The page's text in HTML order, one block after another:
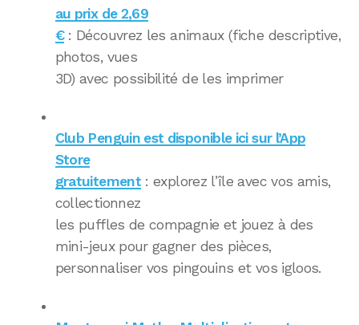
au prix de 2,69
€: Découvrez les animaux (fiche descriptive,
photos, vues
3D) avec possibilité de les imprimer
Club Penguin est disponible ici sur l’App
Store
gratuitement: explorez l’île avec vos amis,
collectionnez
les puffles de compagnie et jouez à des
mini-jeux pour gagner des pièces,
personnaliser vos pingouins et vos igloos.